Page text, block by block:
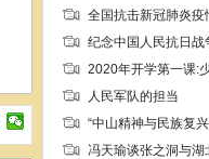
全国抗击新冠肺炎
纪念中国人民抗日
2020年开学第一课:
人民军队的担当
“中山精神与民族复
冯天瑜谈张之洞与湖